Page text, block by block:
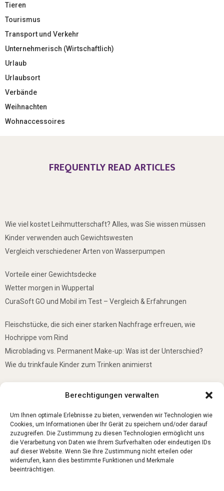
Berechtigungen verwalten
Um Ihnen optimale Erlebnisse zu bieten, verwenden wir Technologien wie
Cookies, um Informationen über Ihr Gerät zu speichern und/oder darauf
zuzugreifen. Die Zustimmung zu diesen Technologien ermöglicht uns
die Verarbeitung von Daten wie Ihrem Surfverhalten oder eindeutigen IDs
auf dieser Website. Wenn Sie Ihre Zustimmung nicht erteilen oder
widerrufen, kann dies bestimmte Funktionen und Merkmale
beeinträchtigen.
Tieren
Tourismus
Transport und Verkehr
Unternehmerisch (Wirtschaftlich)
Urlaub
Urlaubsort
Verbände
Weihnachten
Wohnaccessoires
FREQUENTLY READ ARTICLES
Wie viel kostet Leihmutterschaft? Alles, was Sie wissen müssen
Kinder verwenden auch Gewichtswesten
Vergleich verschiedener Arten von Wasserpumpen
Vorteile einer Gewichtsdecke
Wetter morgen in Wuppertal
CuraSoft GO und Mobil im Test – Vergleich & Erfahrungen
Fleischstücke, die sich einer starken Nachfrage erfreuen, wie
Hochrippe vom Rind
Microblading vs. Permanent Make-up: Was ist der Unterschied?
Wie du trinkfaule Kinder zum Trinken animierst
5 Gründe, warum jedes Baby einen Mini-Schwimmring haben sollte
Ist Lockpicking in Deutschland verboten?